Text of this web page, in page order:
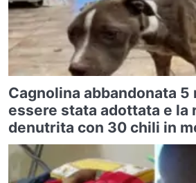
Cagnolina abbandonata 5
essere stata adottata e la
denutrita con 30 chili in